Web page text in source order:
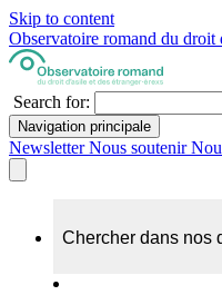
Skip to content
Observatoire romand du droit
Search for:
Navigation principale
NewsletterNous soutenir
Chercher dans nos